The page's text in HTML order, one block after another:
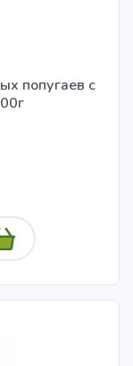
попугаев с